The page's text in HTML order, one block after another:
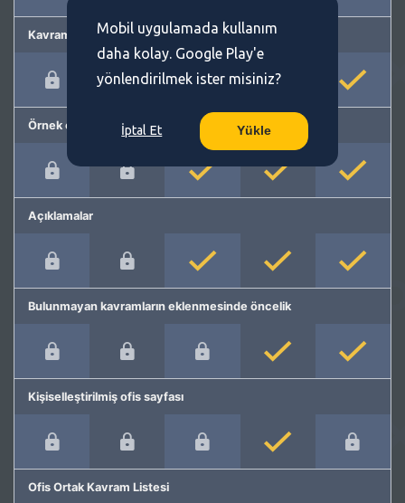
Kavram önerme
Örnek cümleler
Açıklamalar
Bulunmayan kavramların eklenmesinde öncelik
Kişiselleştirilmiş ofis sayfası
Ofis Ortak Kavram Listesi
Mobil uygulamada kullanım
daha kolay. Google Play'e
yönlendirilmek ister misiniz?
İptal Et Yükle